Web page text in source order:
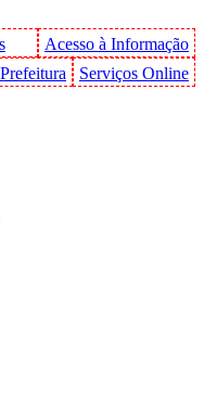
Acesso à Informação
Serviços Online